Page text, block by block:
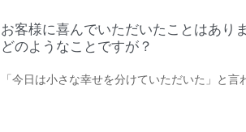
お客様に喜んでいただいたことはあり
どのようなことですが？
「今日は小さな幸せを分けていただいた」と言